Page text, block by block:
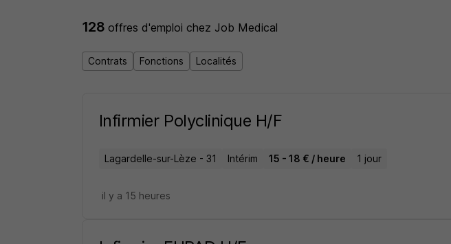
128offres d'emploichez Job Medical
Contrats Fonctions Localités
Infirmier Polyclinique H/F
Lagardelle-sur-Lèze - 31 Intérim 15 - 18 € / heure 1 jour
il y a 15 heures